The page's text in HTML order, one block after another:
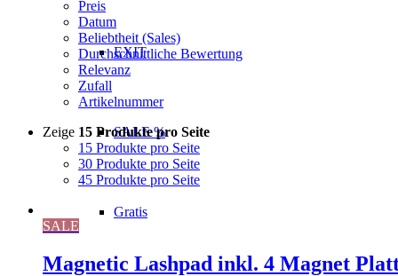
EXIT
SALE %
Gratis
Preis
Datum
Beliebtheit (Sales)
Durchschnittliche Bewertung
Relevanz
Zufall
Artikelnummer
Zeige 15 Produkte pro Seite
15 Produkte pro Seite
30 Produkte pro Seite
45 Produkte pro Seite
SALE
Magnetic Lashpad inkl. 4 Magnet